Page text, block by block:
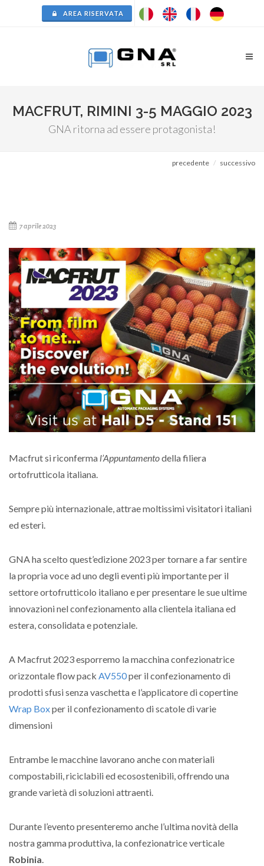
AREA RISERVATA
MACFRUT, RIMINI 3-5 MAGGIO 2023
GNA ritorna ad essere protagonista!
precedente successivo
7 aprile 2023
Macfrut si riconferma l’Appuntamentodella filiera
ortofrutticola italiana.
Sempre più internazionale, attrae moltissimi visitatori italiani
ed esteri.
GNA ha scelto quest’edizione 2023 per tornare a far sentire
la propria voce ad uno degli eventi più importante per il
settore ortofrutticolo italiano e per presentare le sue ultime
innovazioni nel confezionamento alla clientela italiana ed
estera, consolidata e potenziale.
A Macfrut 2023 esporremo la macchina confezionatrice
orizzontale flow pack AV550per il confezionamento di
prodotti sfusi senza vaschetta e l’applicatore di copertine
Wrap Boxper il confezionamento di scatole di varie
dimensioni
Entrambe le macchine lavorano anche con materiali
compostabili, riciclabili ed ecosostenibili, offrendo una
grande varietà di soluzioni attraenti.
Durante l’evento presenteremo anche l’ultima novità della
nostra gamma produttiva, la confezionatrice verticale
Robinia.